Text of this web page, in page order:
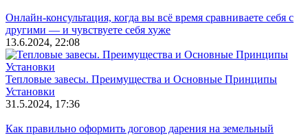
Онлайн-консультация, когда вы всё время сравниваете себя с
другими — и чувствуете себя хуже
13.6.2024, 22:08
Тепловые завесы. Преимущества и Основные Принципы
Установки
31.5.2024, 17:36
Как правильно оформить договор дарения на земельный